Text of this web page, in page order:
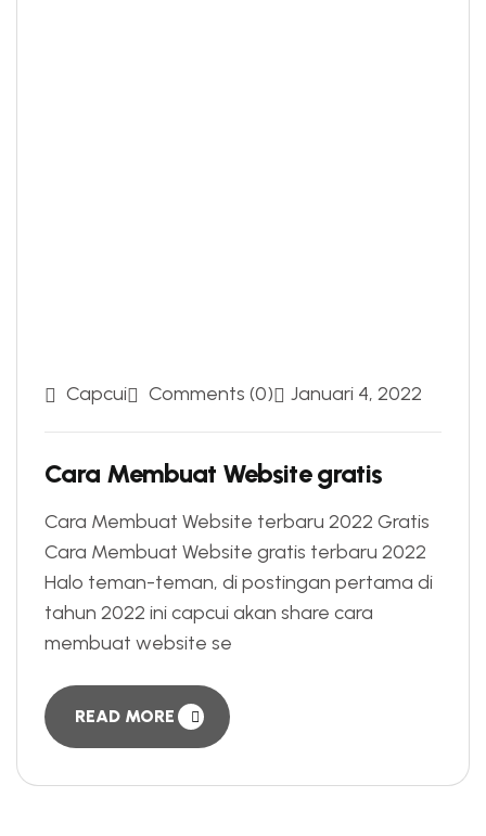
Capcui Comments (0) Januari 4, 2022
Cara Membuat Website gratis
Cara Membuat Website terbaru 2022 Gratis
Cara Membuat Website gratis terbaru 2022
Halo teman-teman, di postingan pertama di
tahun 2022 ini capcui akan share cara
membuat website se
READ MORE